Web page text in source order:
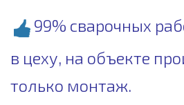
99% сварочных
в цеху, на объекте
только монтаж.